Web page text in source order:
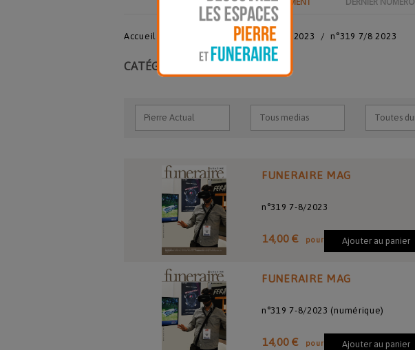
Accueil 158.Funéraire magazine 2023 n°319 7/8 2023
CATÉGORIE : N°319 7/8 2023
FUNERAIRE MAG
n°319 7-8/2023
14,00 € pour Ajouter au panier
FUNERAIRE MAG
n°319 7-8/2023 (numérique)
14,00 € pour Ajouter au panier